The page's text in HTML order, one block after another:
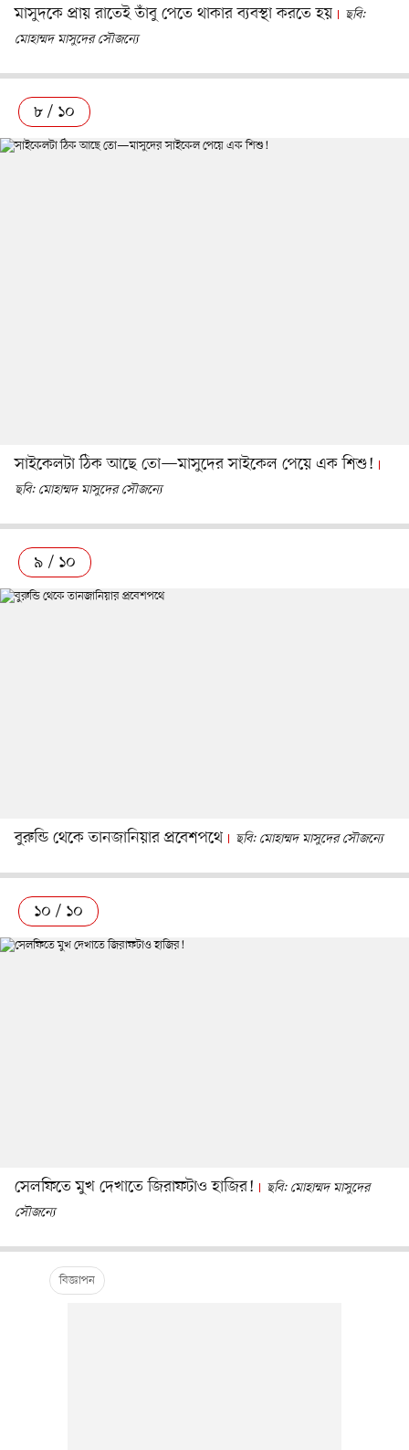
মাসুদকে প্রায় রাতেই তাঁবু পেতে থাকার ব্যবস্থা করতে হয়
ছবি:
মোহাম্মদ মাসুদের সৌজন্যে
৮ / ১০
সাইকেলটা ঠিক আছে তো—মাসুদের সাইকেল পেয়ে এক শিশু!
ছবি: মোহাম্মদ মাসুদের সৌজন্যে
৯ / ১০
বুরুন্ডি থেকে তানজানিয়ার প্রবেশপথে ছবি: মোহাম্মদ মাসুদের সৌজন্যে
১০ / ১০
সেলফিতে মুখ দেখাতে জিরাফটাও হাজির!
ছবি: মোহাম্মদ মাসুদের
সৌজন্যে